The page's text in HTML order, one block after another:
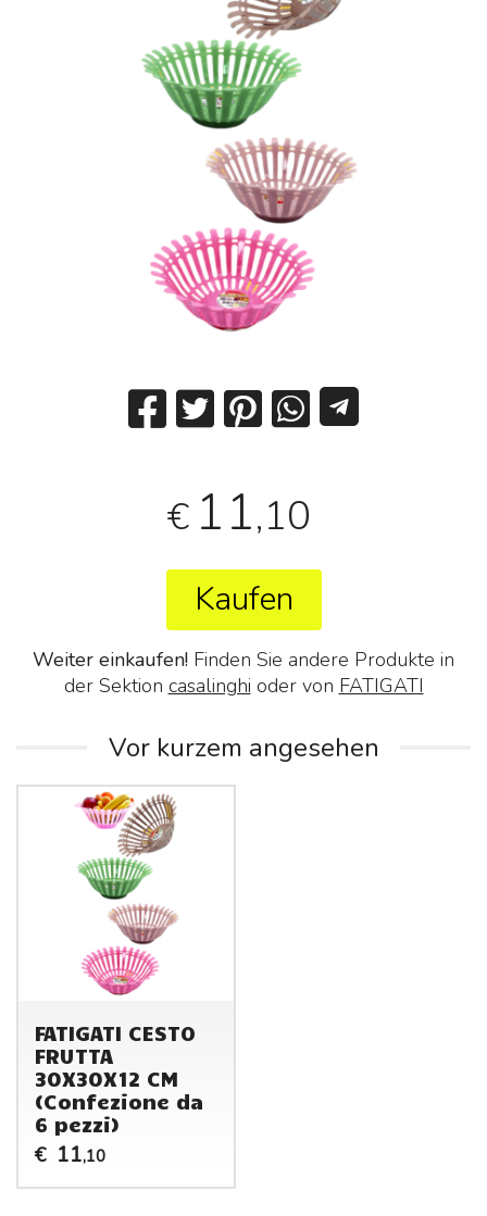
€ 11,10
Kaufen
Weiter einkaufen! Finden Sie andere Produkte in
der Sektion casalinghi oder von FATIGATI
Vor kurzem angesehen
FATIGATI CESTO
FRUTTA
30X30X12 CM
(Confezione da
6 pezzi)
€ 11,10